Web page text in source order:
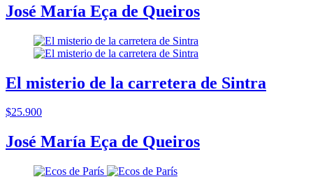
José María Eça de Queiros
El misterio de la carretera de Sintra
$25.900
José María Eça de Queiros